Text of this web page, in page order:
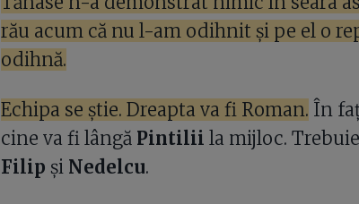
rău acum că nu l-am odihnit și pe el o
odihnă.
Echipa se știe. Dreapta va fi Roman. În
cine va fi lângă Pintilii la mijloc.
Filip și Nedelcu.